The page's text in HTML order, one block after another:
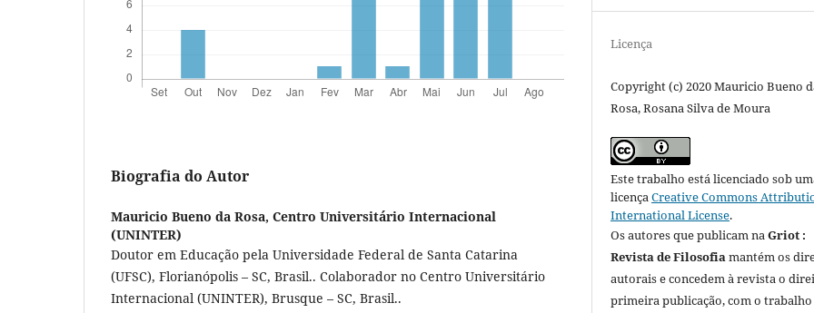
Biografia do Autor
Mauricio Bueno da Rosa, Centro Universitário Internacional
(UNINTER)
Doutor em Educação pela Universidade Federal de Santa Catarina
(UFSC), Florianópolis – SC, Brasil.. Colaborador no Centro Universitário
Internacional (UNINTER), Brusque – SC, Brasil..
Licença
Copyright (c) 2020 Mauricio Bueno
Rosa, Rosana Silva de Moura
Este trabalho está licenciado sob
licençaCreative Commons
International License.
Os autores que publicam naGriot :
Revista de Filosofiamantém os
autorais e concedem à revista o
primeira publicação, com o trabalho